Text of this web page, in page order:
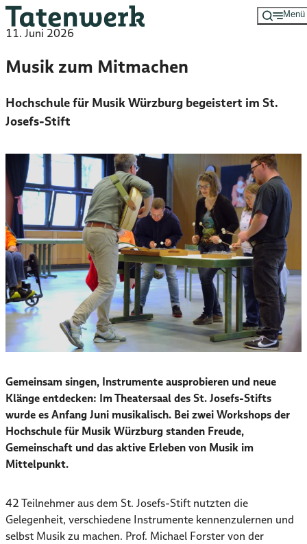
Zum
Hauptinhalt
springen
Menü
11. Juni 2026
Musik zum Mitmachen
Hochschule für Musik Würzburg begeistert im St.
Josefs-Stift
Gemeinsam singen, Instrumente ausprobieren und neue
Klänge entdecken: Im Theatersaal des St. Josefs-Stifts
wurde es Anfang Juni musikalisch. Bei zwei Workshops der
Hochschule für Musik Würzburg standen Freude,
Gemeinschaft und das aktive Erleben von Musik im
Mittelpunkt.
42 Teilnehmer aus dem St. Josefs-Stift nutzten die
Gelegenheit, verschiedene Instrumente kennenzulernen und
selbst Musik zu machen. Prof. Michael Forster von der